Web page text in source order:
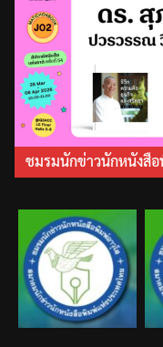
ชมรมนักข่าวนักหนังสื